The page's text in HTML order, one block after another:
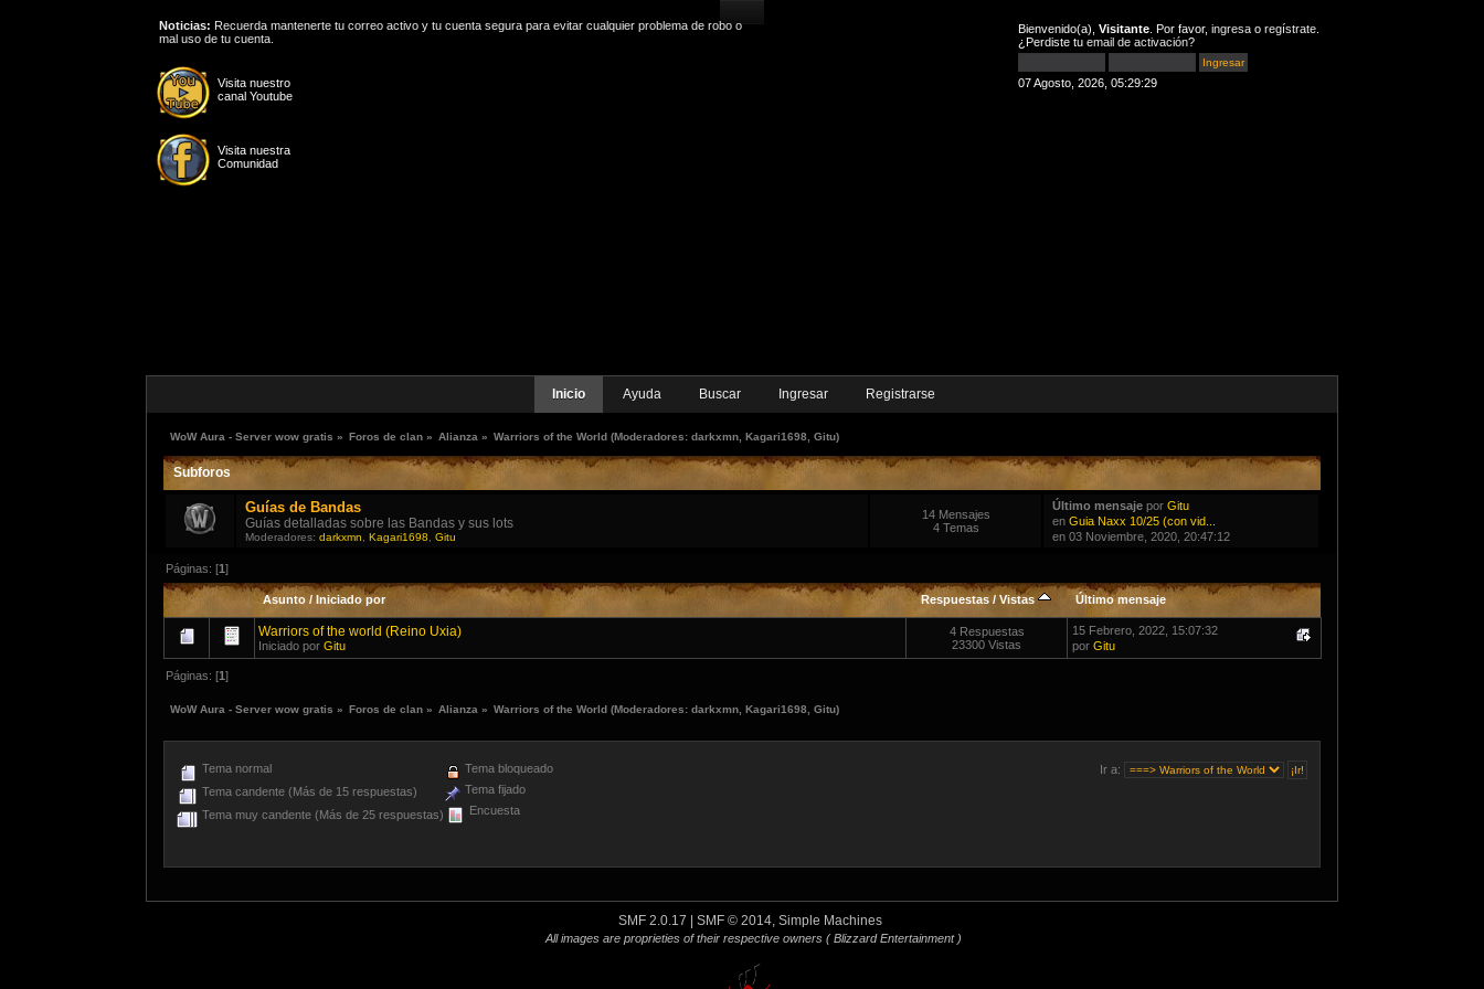
Bienvenido(a), Visitante . Por favor, ingresa o regístrate
¿Perdiste tu email de activación?
07 Agosto, 2026, 05:29:29
Visita nuestro
canal Youtube
Visita nuestra
Comunidad
Noticias: Recuerda mantenerte tu correo activo y tu cuenta segura para evitar cualquier problema de robo o
mal uso de tu cuenta.
Inicio Ayuda Buscar Ingresar Registrarse
WoW Aura - Server wow gratis » Foros de clan » Alianza » Warriors of the World (Moderadores:darkxmn, Kagari1698,Gitu)
Subforos
Guías de Bandas
Guías detalladas sobre las Bandas y sus lots
Moderadores:darkxmn ,Kagari1698 ,Gitu
14 Mensajes
4 Temas
Último mensajepor Gitu
en Guia Naxx 10/25 (con vid...
en 03 Noviembre, 2020, 20:47:12
Páginas: [1]
Asunto/ Iniciado por Respuestas / Vistas Último mensaje
Warriors of the world (Reino Uxia)
Iniciado por Gitu
4 Respuestas
23300 Vistas
15 Febrero, 2022, 15:07:32
por Gitu
Páginas: [1]
WoW Aura - Server wow gratis » Foros de clan » Alianza » Warriors of the World (Moderadores:darkxmn ,Kagari1698 ,Gitu)
Ir a:
Tema normal
Tema candente (Más de 15 respuestas)
Tema muy candente (Más de 25 respuestas)
Tema bloqueado
Tema fijado
Encuesta
SMF 2.0.17 | SMF © 2014 Simple Machines
All images are proprieties of their respective owners ( Blizzard Entertainment )